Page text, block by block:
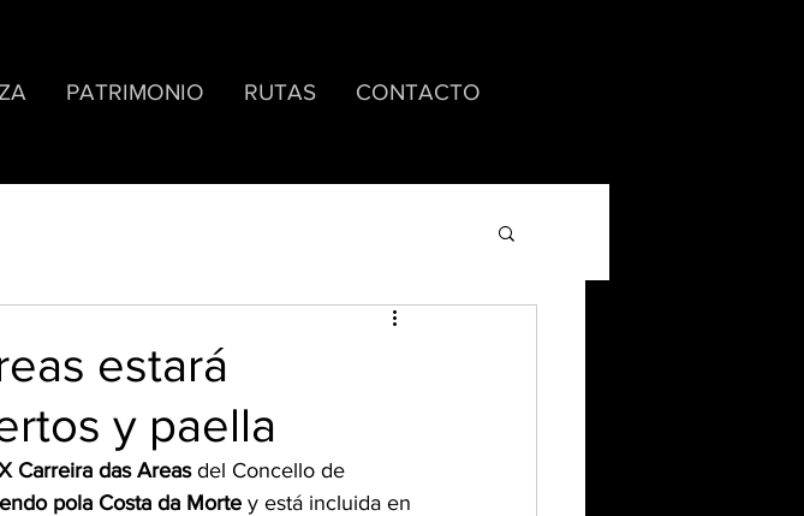
PATRIMONIO RUTAS CONTACTO
estará
y paella
Carreira das Areas del Concello de
pola Costa da Morte y está incluida en